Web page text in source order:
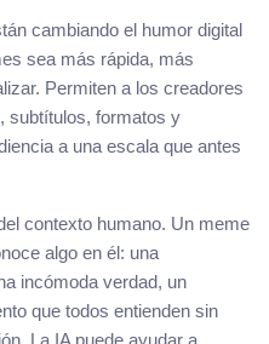
cambiando el humor digital
sea más rápida, más
Permiten a los creadores
subtítulos, formatos y
a una escala que antes
contexto humano. Un meme
algo en él: una
incómoda verdad, un
que todos entienden sin
La IA puede ayudar a